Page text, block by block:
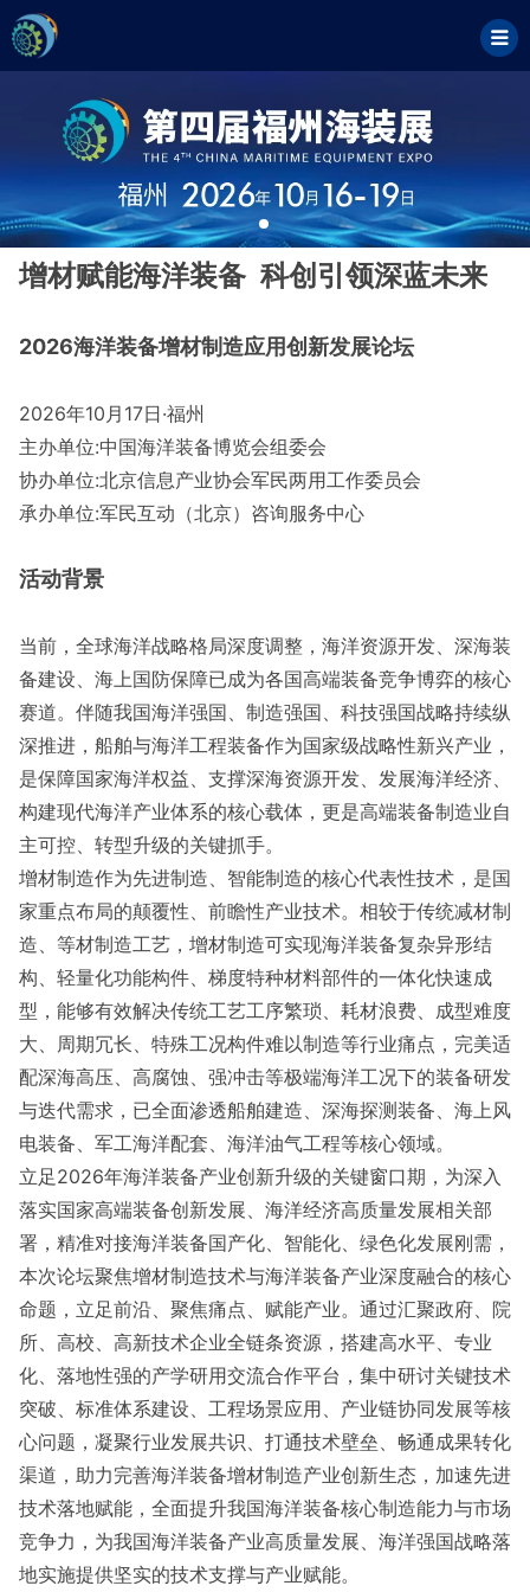
增材赋能海洋装备 科创引领深蓝未来
2026海洋装备增材制造应用创新发展论坛
2026年10月17日·福州
主办单位:中国海洋装备博览会组委会
协办单位:北京信息产业协会军民两用工作委员会
承办单位:军民互动（北京）咨询服务中心
活动背景
当前，全球海洋战略格局深度调整，海洋资源开发、深海装
备建设、海上国防保障已成为各国高端装备竞争博弈的核心
赛道。伴随我国海洋强国、制造强国、科技强国战略持续纵
深推进，船舶与海洋工程装备作为国家级战略性新兴产业，
是保障国家海洋权益、支撑深海资源开发、发展海洋经济、
构建现代海洋产业体系的核心载体，更是高端装备制造业自
主可控、转型升级的关键抓手。
增材制造作为先进制造、智能制造的核心代表性技术，是国
家重点布局的颠覆性、前瞻性产业技术。相较于传统减材制
造、等材制造工艺，增材制造可实现海洋装备复杂异形结
构、轻量化功能构件、梯度特种材料部件的一体化快速成
型，能够有效解决传统工艺工序繁琐、耗材浪费、成型难度
大、周期冗长、特殊工况构件难以制造等行业痛点，完美适
配深海高压、高腐蚀、强冲击等极端海洋工况下的装备研发
与迭代需求，已全面渗透船舶建造、深海探测装备、海上风
电装备、军工海洋配套、海洋油气工程等核心领域。
立足2026年海洋装备产业创新升级的关键窗口期，为深入
落实国家高端装备创新发展、海洋经济高质量发展相关部
署，精准对接海洋装备国产化、智能化、绿色化发展刚需，
本次论坛聚焦增材制造技术与海洋装备产业深度融合的核心
命题，立足前沿、聚焦痛点、赋能产业。通过汇聚政府、院
所、高校、高新技术企业全链条资源，搭建高水平、专业
化、落地性强的产学研用交流合作平台，集中研讨关键技术
突破、标准体系建设、工程场景应用、产业链协同发展等核
心问题，凝聚行业发展共识、打通技术壁垒、畅通成果转化
渠道，助力完善海洋装备增材制造产业创新生态，加速先进
技术落地赋能，全面提升我国海洋装备核心制造能力与市场
竞争力，为我国海洋装备产业高质量发展、海洋强国战略落
地实施提供坚实的技术支撑与产业赋能。